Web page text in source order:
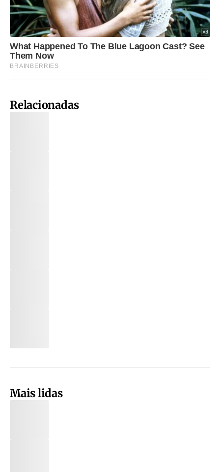
Relacionadas
Mais lidas